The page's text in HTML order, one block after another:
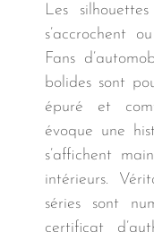
Les
s’accrochent
Fans
bolides sont
épuré et
évoque une
s’affichent
intérieurs.
séries sont
certificat